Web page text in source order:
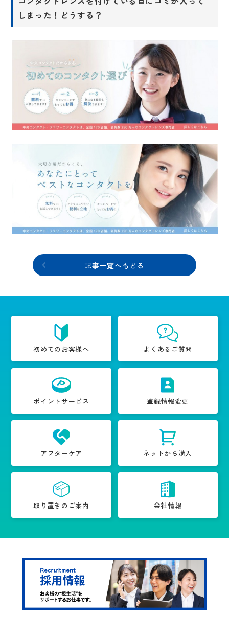
しまった！どうする？
記事一覧へもどる
初めてのお客様へ よくあるご質問
ポイントサービス 登録情報変更
アフターケア ネットから購入
取り置きのご案内 会社情報